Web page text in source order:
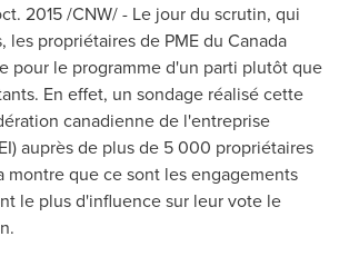
2015/CNW/ - Le jour du scrutin, qui
les propriétaires de PME du Canada
pour le programme d'un parti plutôt que
En effet, un sondage réalisé cette
canadienne de l'entreprise
auprès de plus de 5 000 propriétaires
montre que ce sont les engagements
le plus d'influence sur leur vote le